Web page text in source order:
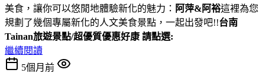
美食，讓你可以悠閒地體驗新化的魅力： 阿萍&阿裕這裡為您
規劃了幾個專屬新化的人文美食景點，一起出發吧!!台南
Tainan旅遊景點/超優質優惠好康 請點選:
繼續閱讀
5個月前